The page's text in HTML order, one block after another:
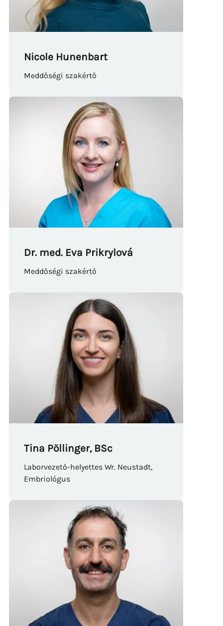
Nicole Hunenbart
Meddőségi szakértő
Dr. med. Eva Prikrylová
Meddőségi szakértő
Tina Pöllinger, BSc
Laborvezető-helyettes Wr. Neustadt,
Embriológus